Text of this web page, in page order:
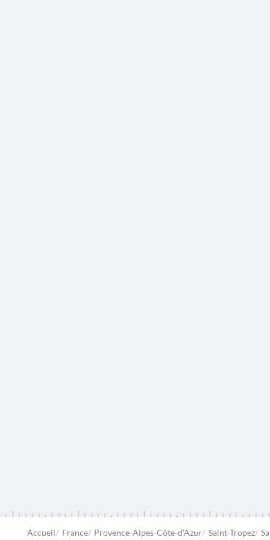
Accueil France Provence-Alpes-Côte-d’Azur Saint-Tropez